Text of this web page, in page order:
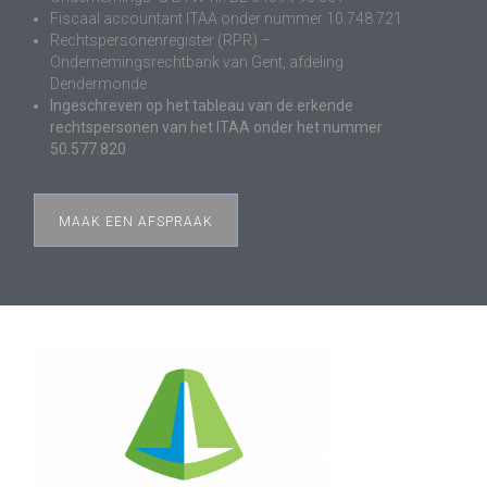
Fiscaal accountant ITAA onder nummer 10.748.721
Rechtspersonenregister (RPR) –
Ondernemingsrechtbank van Gent, afdeling
Dendermonde
Ingeschreven op het tableau van de erkende
rechtspersonen van het ITAA onder het nummer
50.577.820
MAAK EEN AFSPRAAK